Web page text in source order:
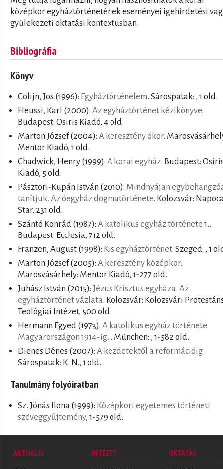
középkor egyháztörténetének eseményei igehirdetési
gyülekezeti oktatási kontextusban.
Bibliográfia
Könyv
Colijn, Jos (1996): Egyháztörténelem. Sárospatak: , 1 old.
Heussi, Karl (2000): Az egyháztörténet kézikönyve.
Budapest: Osiris Kiadó, 4 old.
Marton József (2004): A keresztény ókor.
Mentor Kiadó, 1 old.
Chadwick, Henry (1999): A korai egyház. Budapest:
Kiadó, 5 old.
Pásztori-Kupán István (2010): Mindnyájan
tanítjuk. Az óegyház dogmatörténete. Kolozsvár:
Star, 231 old.
Szántó Konrád (1987): A katolikus egyház története 1..
Budapest: Ecclesia, 712 old.
Franzen, August (1998): Kis egyháztörténet. Szeged: , 1
Marton József (2005): A keresztény középkor.
Marosvásárhely: Mentor Kiadó, 1-277 old.
Juhász István (2015): Jézus Krisztus egyháza. Az
egyháztörténet vázlata. Kolozsvár: Kolozsvári
Teológiai Intézet, 500 old.
Hermann Egyed (1973): A katolikus egyház története
Magyarországon 1914-ig. . München: , 1-582 old.
Dienes Dénes (2007): A kezdetektől a reformációig.
Sárospatak: K. N., 1 old.
Tanulmány folyóiratban
Sz. Jónás Ilona (1999): Középkori egyetemes történeti
szöveggyűjtemény, 1-579 old.
AKTUÁLIS
INTÉZET
OKTATÁS